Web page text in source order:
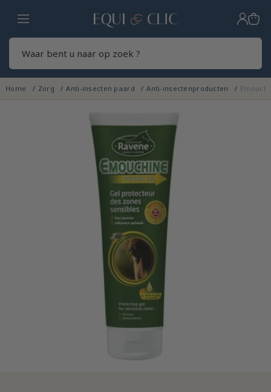
Home
Home Zorg Anti-insecten paard Anti-insectenproducten